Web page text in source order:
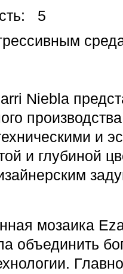
5
Niebla
и
и глубиной
мозаика
объединить